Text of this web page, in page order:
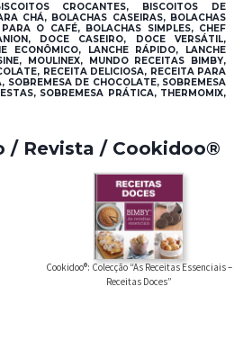
CROCANTES, BISCOITOS DE
CHÁ, BOLACHAS CASEIRAS, BOLACHAS
O CAFÉ, BOLACHAS SIMPLES, CHEF
DOCE CASEIRO, DOCE VERSÁTIL,
ECONÔMICO, LANCHE RÁPIDO, LANCHE
MOULINEX, MUNDO RECEITAS BIMBY,
RECEITA DELICIOSA, RECEITA PARA
SOBREMESA DE CHOCOLATE, SOBREMESA
SOBREMESA PRÁTICA, THERMOMIX,
/ Revista / Cookidoo®
Cookidoo®: Colecção “As Receitas Essenciais –
Receitas Doces”